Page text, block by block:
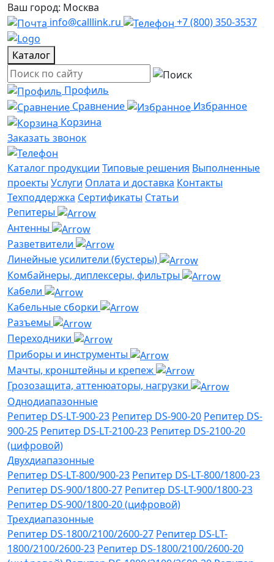
Ваш город: Москва
info@calllink.ru
+7 (800) 350-3537
Каталог
Профиль
Сравнение
Избранное
Корзина
Заказать звонок
Каталог продукции Типовые решения Выполненные
проекты Услуги Оплата и доставка Контакты
Техподдержка Сертификаты Статьи
Репитеры
Антенны
Разветвители
Линейные усилители (бустеры)
Комбайнеры, диплексеры, фильтры
Кабели
Кабельные сборки
Разъемы
Переходники
Приборы и инструменты
Мачты, кронштейны и крепеж
Грозозащита, аттенюаторы, нагрузки
Однодиапазонные
Репитер DS-LT-900-23 Репитер DS-900-20 Репитер DS-
900-25 Репитер DS-LT-2100-23 Репитер DS-2100-20
(цифровой)
Двухдиапазонные
Репитер DS-LT-800/900-23 Репитер DS-LT-800/1800-23
Репитер DS-900/1800-27 Репитер DS-LT-900/1800-23
Репитер DS-900/1800-20 (цифровой)
Трехдиапазонные
Репитер DS-1800/2100/2600-27 Репитер DS-LT-
1800/2100/2600-23 Репитер DS-1800/2100/2600-20